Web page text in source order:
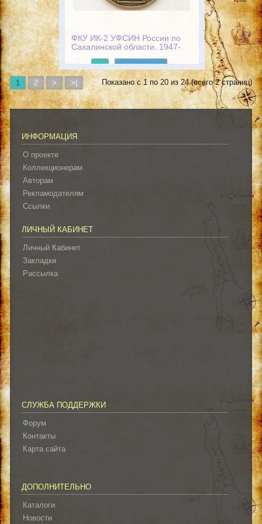
ФКУ ИК-2 УФСИН России по
Сахалинской области. 1947-
1
2 > >| Показано с 1 по 20 из 24 (всего 2 страниц)
ИНФОРМАЦИЯ
О проекте
Коллекционерам
Авторам
Рекламодателям
Ссылки
ЛИЧНЫЙ КАБИНЕТ
Личный Кабинет
Закладки
Рассылка
СЛУЖБА ПОДДЕРЖКИ
Форум
Контакты
Карта сайта
ДОПОЛНИТЕЛЬНО
Каталоги
Новости